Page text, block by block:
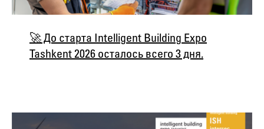
🚀 До старта Intelligent Building Expo
Tashkent 2026 осталось всего 3 дня.